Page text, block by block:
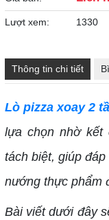
Lượt xem: 1330
Thông tin chi tiết
Lò pizza xoay 2
lựa chọn nhờ kết
tách biệt, giúp
nướng thực phẩm
Bài viết dưới đây